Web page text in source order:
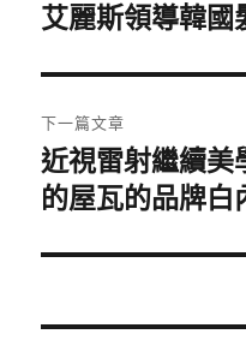
導
覽
一
文
章:
艾麗斯領導韓國
下一篇文章
下
一
文
近視雷射繼續美
的屋瓦的品牌白